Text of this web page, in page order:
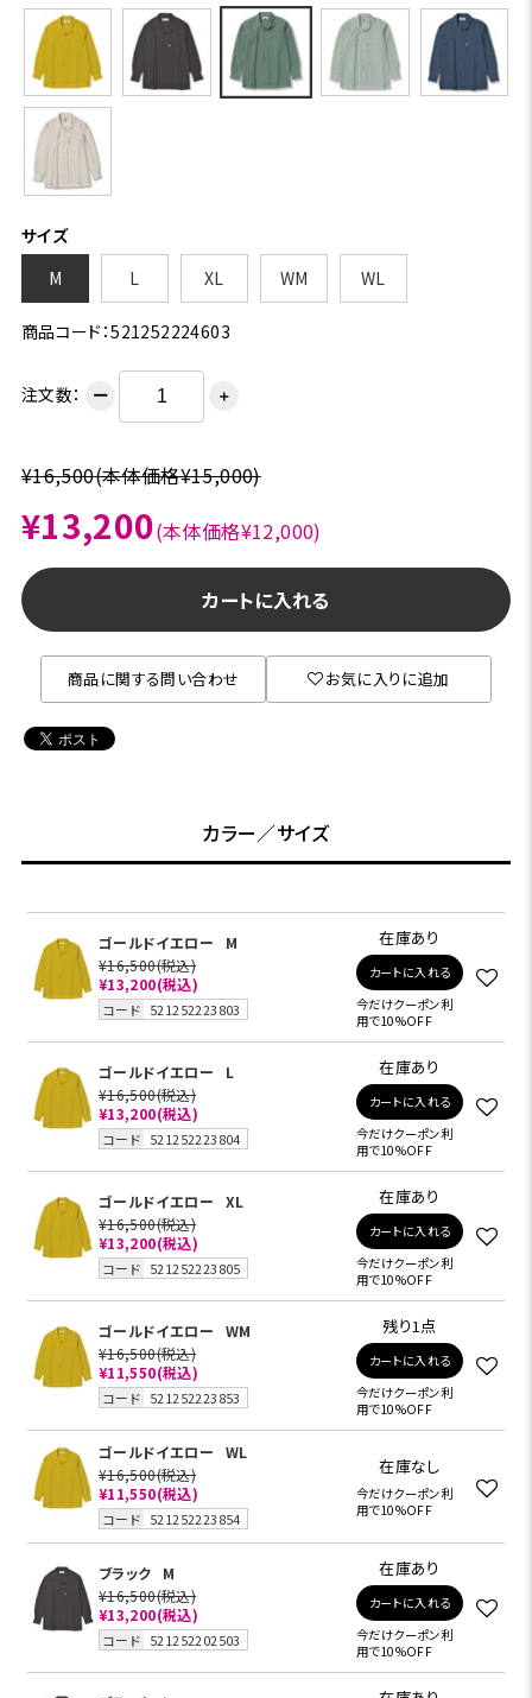
サイズ
M
L XL WM WL
商品コード：521252224603
注文数： ー ＋
¥16,500(本体価格¥15,000)
¥13,200(本体価格¥12,000)
カートに入れる
商品に関する問い合わせ お気に入りに追加
カラー／サイズ
ゴールドイエロー
M
¥16,500(税込)
¥13,200(税込)
コード 521252223803
在庫あり
カートに入れる
今だけクーポン利
用で10%OFF
ゴールドイエロー
L
¥16,500(税込)
¥13,200(税込)
コード 521252223804
在庫あり
カートに入れる
今だけクーポン利
用で10%OFF
ゴールドイエロー
XL
¥16,500(税込)
¥13,200(税込)
コード 521252223805
在庫あり
カートに入れる
今だけクーポン利
用で10%OFF
ゴールドイエロー
WM
¥16,500(税込)
¥11,550(税込)
コード 521252223853
残り1点
カートに入れる
今だけクーポン利
用で10%OFF
ゴールドイエロー
WL
¥16,500(税込)
¥11,550(税込)
コード 521252223854
在庫なし
今だけクーポン利
用で10%OFF
ブラック
M
¥16,500(税込)
¥13,200(税込)
コード 521252202503
在庫あり
カートに入れる
今だけクーポン利
用で10%OFF